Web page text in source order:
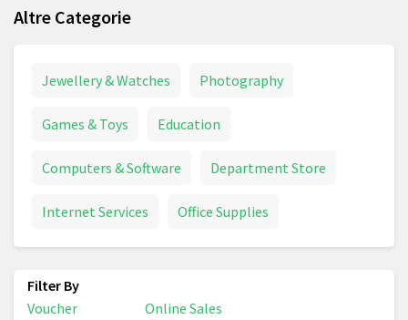
Altre Categorie
Jewellery & Watches Photography
Games & Toys Education
Computers & Software Department Store
Internet Services Office Supplies
Voucher Online Sales